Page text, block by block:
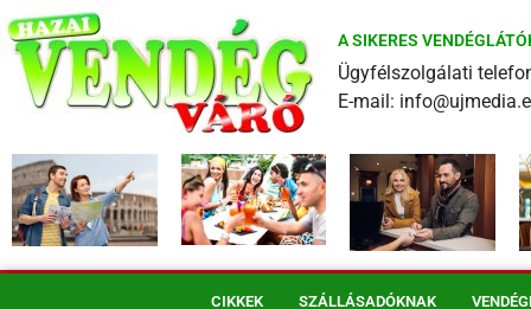
A SIKERES
Ügyfélszolgálati
E-mail:
CIKKEK SZÁLLÁSADÓKNAK